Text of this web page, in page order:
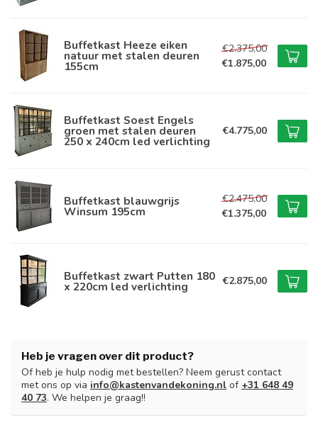
Buffetkast Heeze eiken
natuur met stalen deuren
155cm
€2.375,00
€1.875,00
Buffetkast Soest Engels
groen met stalen deuren
250 x 240cm led verlichting
€4.775,00
Buffetkast blauwgrijs
Winsum 195cm
€2.475,00
€1.375,00
Buffetkast zwart Putten 180
x 220cm led verlichting €2.875,00
Heb je vragen over dit product?
Of heb je hulp nodig met bestellen? Neem gerust contact
met ons op via info@kastenvandekoning.nl of +31 648 49
40 73. We helpen je graag!!